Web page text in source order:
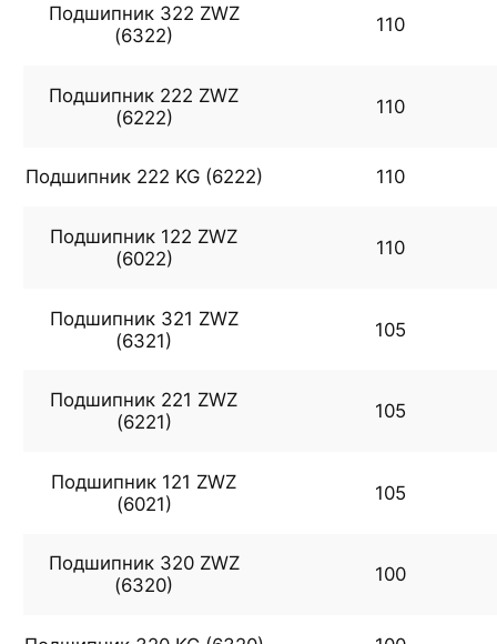
Подшипник 322 ZWZ
(6322)
110
Подшипник 222 ZWZ
(6222)
110
Подшипник 222 KG (6222) 110
Подшипник 122 ZWZ
(6022)
110
Подшипник 321 ZWZ
(6321)
105
Подшипник 221 ZWZ
(6221)
105
Подшипник 121 ZWZ
(6021)
105
Подшипник 320 ZWZ
(6320)
100